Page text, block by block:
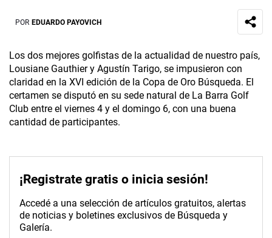
POR EDUARDO PAYOVICH
Los dos mejores golfistas de la actualidad de nuestro país,
Lousiane Gauthier y Agustín Tarigo, se impusieron con
claridad en la XVI edición de la Copa de Oro Búsqueda. El
certamen se disputó en su sede natural de La Barra Golf
Club entre el viernes 4 y el domingo 6, con una buena
cantidad de participantes.
¡Registrate gratis o inicia sesión!
Accedé a una selección de artículos gratuitos, alertas
de noticias y boletines exclusivos de Búsqueda y
Galería.